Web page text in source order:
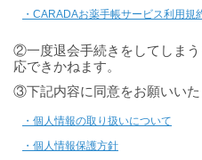
・CARADAお薬手帳サービス利用規
②一度退会手続きをしてしま
応できかねます。
③下記内容に同意をお願いいた
・個人情報の取り扱いについて
・個人情報保護方針